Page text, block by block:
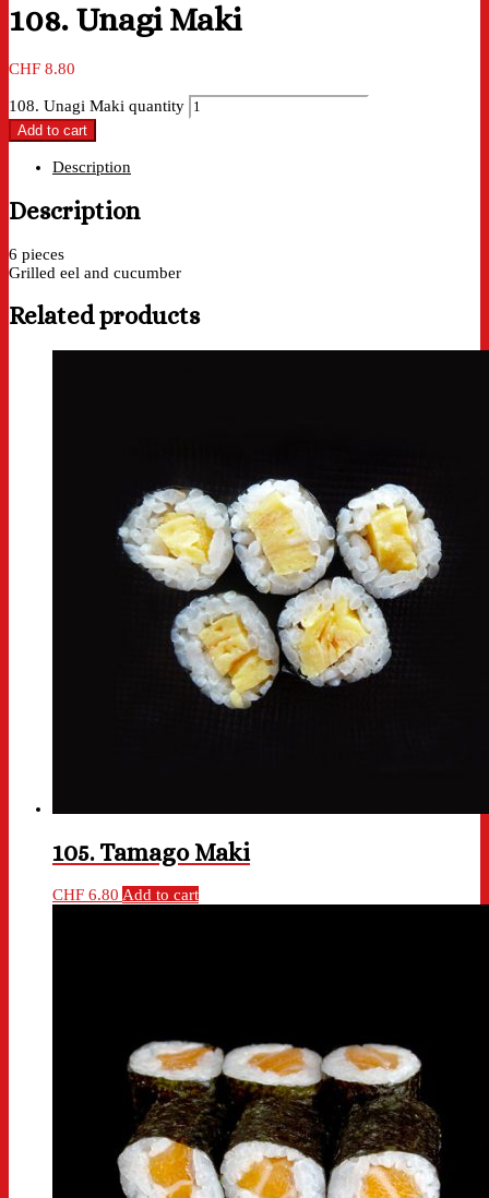
108. Unagi Maki
CHF 8.80
108. Unagi Maki quantity
Add to cart
Description
Description
6 pieces
Grilled eel and cucumber
Related products
105. Tamago Maki
CHF 6.80 Add to cart